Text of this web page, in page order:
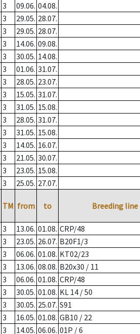
3 09.06. 04.08.
3 29.05. 28.07.
3 29.05. 28.07.
3 14.06. 09.08.
3 30.05. 14.08.
3 01.06. 31.07.
3 28.05. 23.07.
3 15.05. 31.07.
3 31.05. 15.08.
3 28.05. 31.07.
3 31.05. 15.08.
3 14.05. 16.07.
3 21.05. 30.07.
3 23.05. 15.08.
3 25.05. 27.07.
TM from to Breeding line
3 13.06. 01.08. CRP/48
3 23.05. 26.07. B20F1/3
3 06.06. 01.08. KT02/23
3 13.06. 08.08. B20x30 / 11
3 06.06. 01.08. CRP/48
3 30.05. 01.08. KL 14 / 50
3 30.05. 25.07. S91
3 16.05. 01.08. GB10 / 22
3 14.05. 06.06. 01P / 6